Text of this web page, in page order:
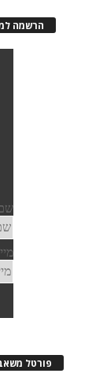
הרשמה למגזין מנהלי
משאבי אנוש